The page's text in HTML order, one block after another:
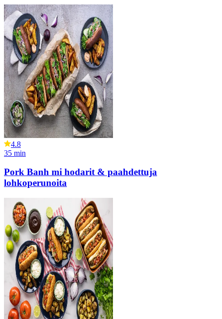
4.8
35 min
Pork Banh mi hodarit & paahdettuja
lohkoperunoita